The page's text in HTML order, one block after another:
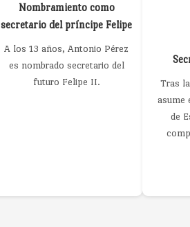
Nombramiento como
secretario del príncipe Felipe
A los 13 años, Antonio Pérez
es nombrado secretario del
futuro Felipe II.
Tras
asume
de